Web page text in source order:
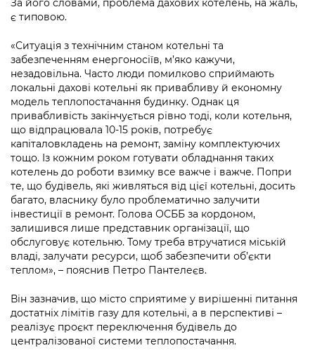
За його словами, проблема дахових котелень, на жаль,
є типовою.
«Ситуація з технічним станом котельні та
забезпеченням енергоносіїв, м’яко кажучи,
незадовільна. Часто люди помилково сприймають
локальні дахові котельні як привабливу й економну
модель теплопостачання будинку. Однак ця
привабливість закінчується рівно тоді, коли котельня,
що відпрацювала 10-15 років, потребує
капіталовкладень на ремонт, заміну комплектуючих
тощо. Із кожним роком готувати обладнання таких
котелень до роботи взимку все важче і важче. Попри
те, що будівель, які живляться від цієї котельні, досить
багато, власнику було проблематично залучити
інвестиції в ремонт. Голова ОСББ за кордоном,
залишився лише представник організації, що
обслуговує котельню. Тому треба втручатися міській
владі, залучати ресурси, щоб забезпечити об’єкти
теплом», – пояснив Петро Пантелеєв.
Він зазначив, що місто сприятиме у вирішенні питання
достатніх лімітів газу для котельні, а в перспективі –
реалізує проєкт переключення будівель до
централізованої системи теплопостачання.